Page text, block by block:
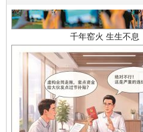
揭开“小金库”的免责